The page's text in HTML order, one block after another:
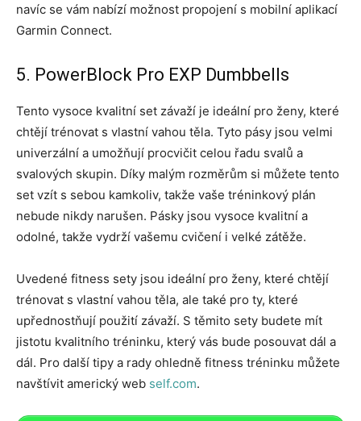
navíc se vám nabízí možnost propojení s mobilní aplikací
Garmin Connect.
5. PowerBlock Pro EXP Dumbbells
Tento vysoce kvalitní set závaží je ideální pro ženy, které
chtějí trénovat s vlastní vahou těla. Tyto pásy jsou velmi
univerzální a umožňují procvičit celou řadu svalů a
svalových skupin. Díky malým rozměrům si můžete tento
set vzít s sebou kamkoliv, takže vaše tréninkový plán
nebude nikdy narušen. Pásky jsou vysoce kvalitní a
odolné, takže vydrží vašemu cvičení i velké zátěže.
Uvedené fitness sety jsou ideální pro ženy, které chtějí
trénovat s vlastní vahou těla, ale také pro ty, které
upřednostňují použití závaží. S těmito sety budete mít
jistotu kvalitního tréninku, který vás bude posouvat dál a
dál. Pro další tipy a rady ohledně fitness tréninku můžete
navštívit americký web self.com.